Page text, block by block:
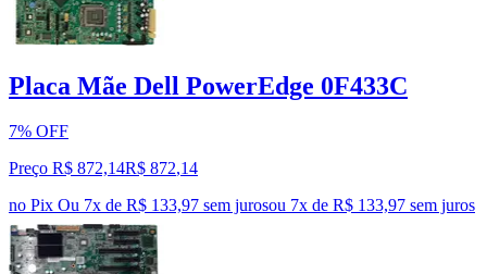
Placa Mãe Dell PowerEdge 0F433C
7% OFF
Preço R$ 872,14R$ 872,14
no Pix Ou 7x de R$ 133,97 sem jurosou 7x de R$ 133,97 sem juros